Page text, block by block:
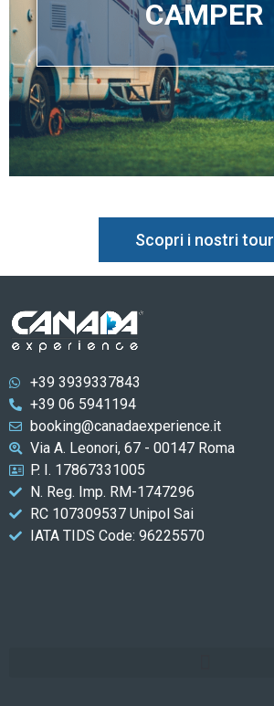
CAMPER
Scopri i nostri tour
+39 3939337843
+39 06 5941194
booking@canadaexperience.it
Via A. Leonori, 67 - 00147 Roma
P. I. 17867331005
N. Reg. Imp. RM-1747296
RC 107309537 Unipol Sai
IATA TIDS Code: 96225570